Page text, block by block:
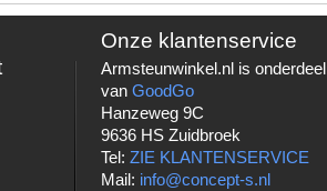
Onze klantenservice
Armsteunwinkel.nl is onderdeel
vanGoodGo
Hanzeweg 9C
9636 HS Zuidbroek
Tel:ZIE KLANTENSERVICE
Mail: info@concept-s.nl